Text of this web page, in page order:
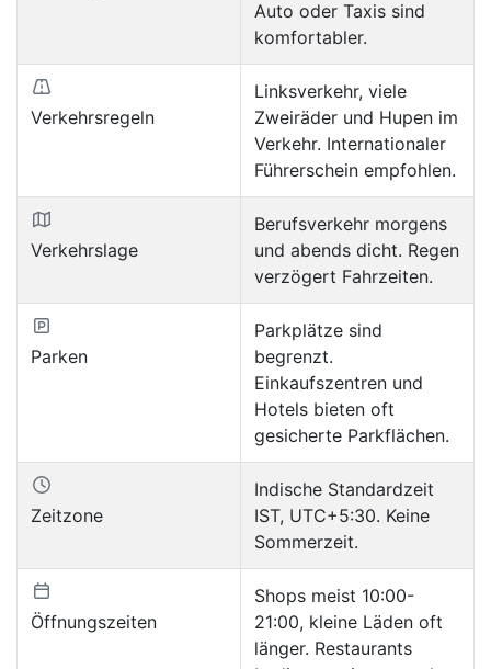
Auto oder Taxis sind
komfortabler.
Verkehrsregeln
Linksverkehr, viele
Zweiräder und Hupen im
Verkehr. Internationaler
Führerschein empfohlen.
Verkehrslage
Berufsverkehr morgens
und abends dicht. Regen
verzögert Fahrzeiten.
Parken
Parkplätze sind
begrenzt.
Einkaufszentren und
Hotels bieten oft
gesicherte Parkflächen.
Zeitzone
Indische Standardzeit
IST, UTC+5:30. Keine
Sommerzeit.
Öffnungszeiten
Shops meist 10:00-
21:00, kleine Läden oft
länger. Restaurants